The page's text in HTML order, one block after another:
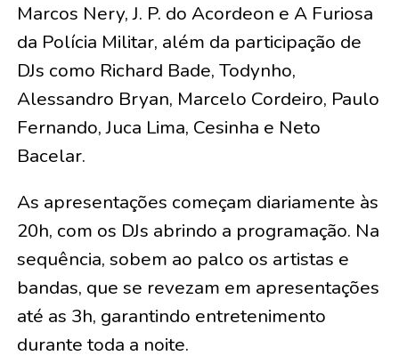
Marcos Nery, J. P. do Acordeon e A Furiosa
da Polícia Militar, além da participação de
DJs como Richard Bade, Todynho,
Alessandro Bryan, Marcelo Cordeiro, Paulo
Fernando, Juca Lima, Cesinha e Neto
Bacelar.
As apresentações começam diariamente às
20h, com os DJs abrindo a programação. Na
sequência, sobem ao palco os artistas e
bandas, que se revezam em apresentações
até as 3h, garantindo entretenimento
durante toda a noite.